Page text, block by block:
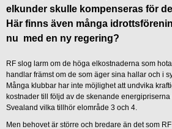
elkunder skulle kompenseras för
Här finns även många
nu med en ny regering?
RF slog larm om de höga elkostnaderna som
handlar främst om de som äger sina hallar och i
Många klubbar har inte möjlighet att undvika
kostnader till följd av de skenande
Svealand vilka tillhör elområde 3 och 4.
Men behovet är större och bredare än det som